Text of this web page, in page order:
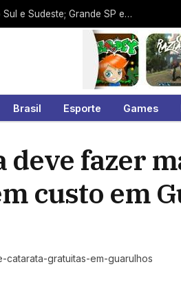
Ciclone-bomba deixa rastro de destruição no Sul e Sudeste; Grande SP escapa dos piores efeitos até o momento
Brasil Esporte Games
fazer
custo em